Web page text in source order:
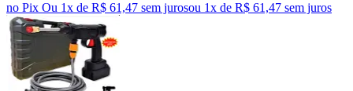
no Pix Ou 1x de R$ 61,47 sem jurosou 1x de R$ 61,47 sem juros